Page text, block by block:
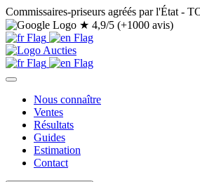
Commissaires-priseurs agréés par l'État -
★ 4,9/5 (+1000 avis)
Nous connaître
Ventes
Résultats
Guides
Estimation
Contact